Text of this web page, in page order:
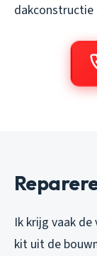
Ik krijg vaak
kit uit de